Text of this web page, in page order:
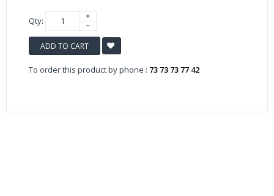
Qty:
ADD TO CART
To order this product by phone : 73 73 73 77 42